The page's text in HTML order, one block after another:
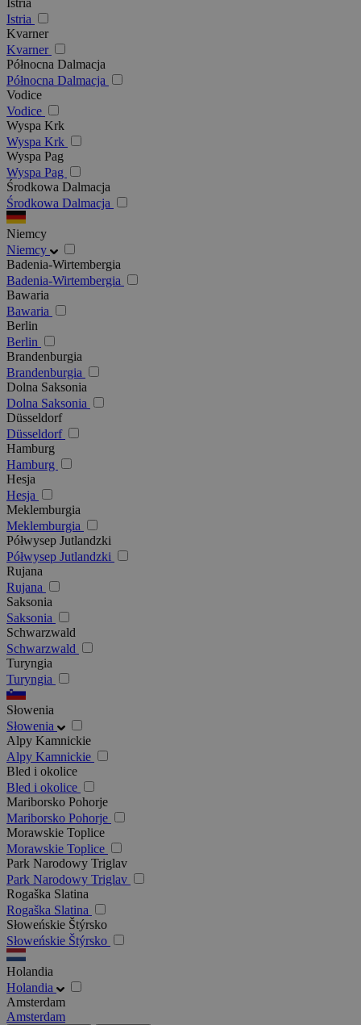
Istria
Istria
Kvarner
Kvarner
Północna Dalmacja
Północna Dalmacja
Vodice
Vodice
Wyspa Krk
Wyspa Krk
Wyspa Pag
Wyspa Pag
Środkowa Dalmacja
Środkowa Dalmacja
Niemcy
Niemcy
Badenia-Wirtembergia
Badenia-Wirtembergia
Bawaria
Bawaria
Berlin
Berlin
Brandenburgia
Brandenburgia
Dolna Saksonia
Dolna Saksonia
Düsseldorf
Düsseldorf
Hamburg
Hamburg
Hesja
Hesja
Meklemburgia
Meklemburgia
Półwysep Jutlandzki
Półwysep Jutlandzki
Rujana
Rujana
Saksonia
Saksonia
Schwarzwald
Schwarzwald
Turyngia
Turyngia
Słowenia
Słowenia
Alpy Kamnickie
Alpy Kamnickie
Bled i okolice
Bled i okolice
Mariborsko Pohorje
Mariborsko Pohorje
Morawskie Toplice
Morawskie Toplice
Park Narodowy Triglav
Park Narodowy Triglav
Rogaška Slatina
Rogaška Slatina
Słoweńskie Štýrsko
Słoweńskie Štýrsko
Holandia
Holandia
Amsterdam
Amsterdam